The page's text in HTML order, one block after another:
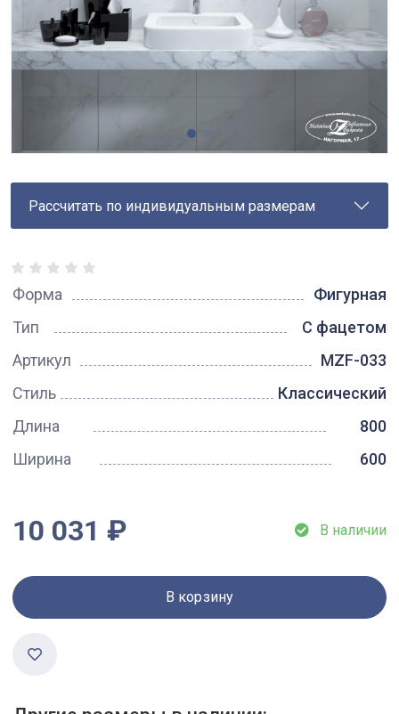
Рассчитать по индивидуальным размерам
Форма
Фигурная
Тип
С фацетом
Артикул
MZF-033
Стиль
Классический
Длина
800
Ширина
600
10 031 ₽ В наличии
В корзину